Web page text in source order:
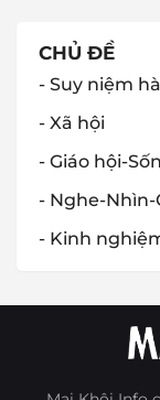
CHỦ ĐỀ
- Suy niệm
- Xã hội
- Giáo hội-
- Nghe-Nhìn-
- Kinh